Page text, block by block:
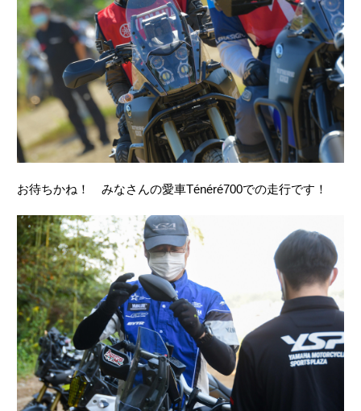
お待ちかね！ みなさんの愛車Ténéré700での走行です！
走行にあたっては事前にスタッフがミラーの取り外し（帰る
時には、もちろんミラーは元どおりに）と